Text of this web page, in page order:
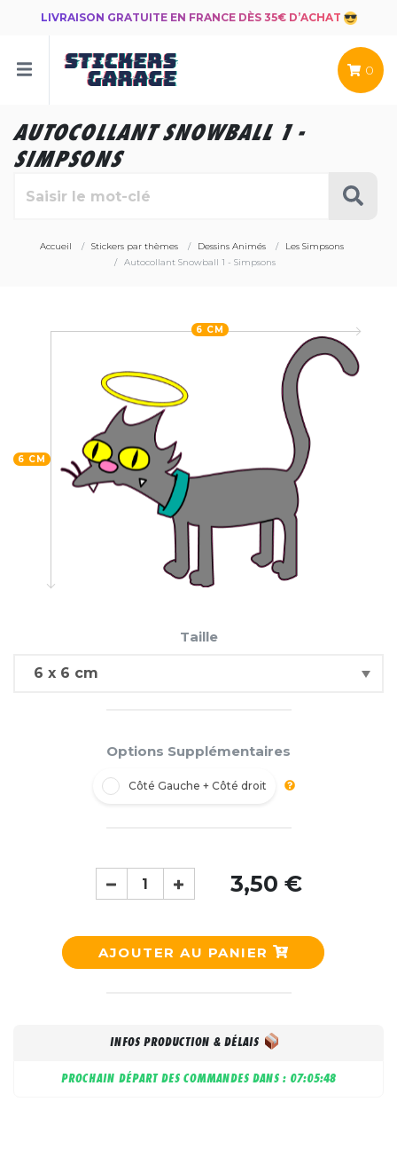
LIVRAISON GRATUITE EN FRANCE DÈS 35€ D’ACHAT
0
AUTOCOLLANT SNOWBALL 1 -
SIMPSONS
Accueil Stickers par thèmes Dessins Animés
Les Simpsons
Autocollant Snowball 1 - Simpsons
6 CM
6 CM
Taille
Options Supplémentaires
Côté Gauche + Côté droit
3,50 €
AJOUTER AU PANIER
INFOS PRODUCTION & DÉLAIS
PROCHAIN DÉPART DES COMMANDES DANS : 07:05:47